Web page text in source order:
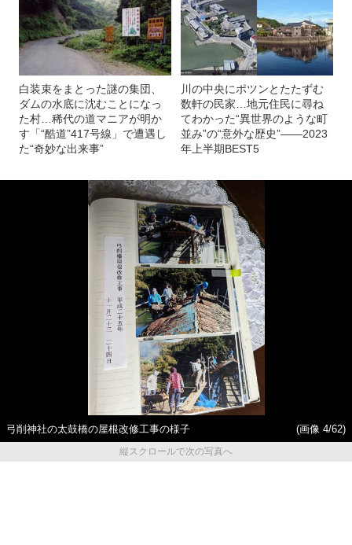
白装束をまとった謎の集団、
ダムの水底に沈むことになっ
た村…稀代の道マニアが明か
す「“酷道”417号線」で遭遇し
た“奇妙な出来事”
川の中央にポツンとたたずむ
数軒の民家…地元住民に尋ね
てわかった“異世界のような町
並み”の“意外な歴史”――2023
年上半期BEST5
弓削神社の太鼓橋の屋根改修工事の様子
(画像 4/62)
縦スクロールで次の写真へ